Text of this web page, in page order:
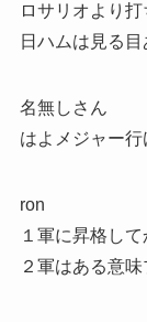
ロサリオより
日ハムは見る目
名無しさん
はよメジャー行
ron
１軍に昇格し
２軍はある意